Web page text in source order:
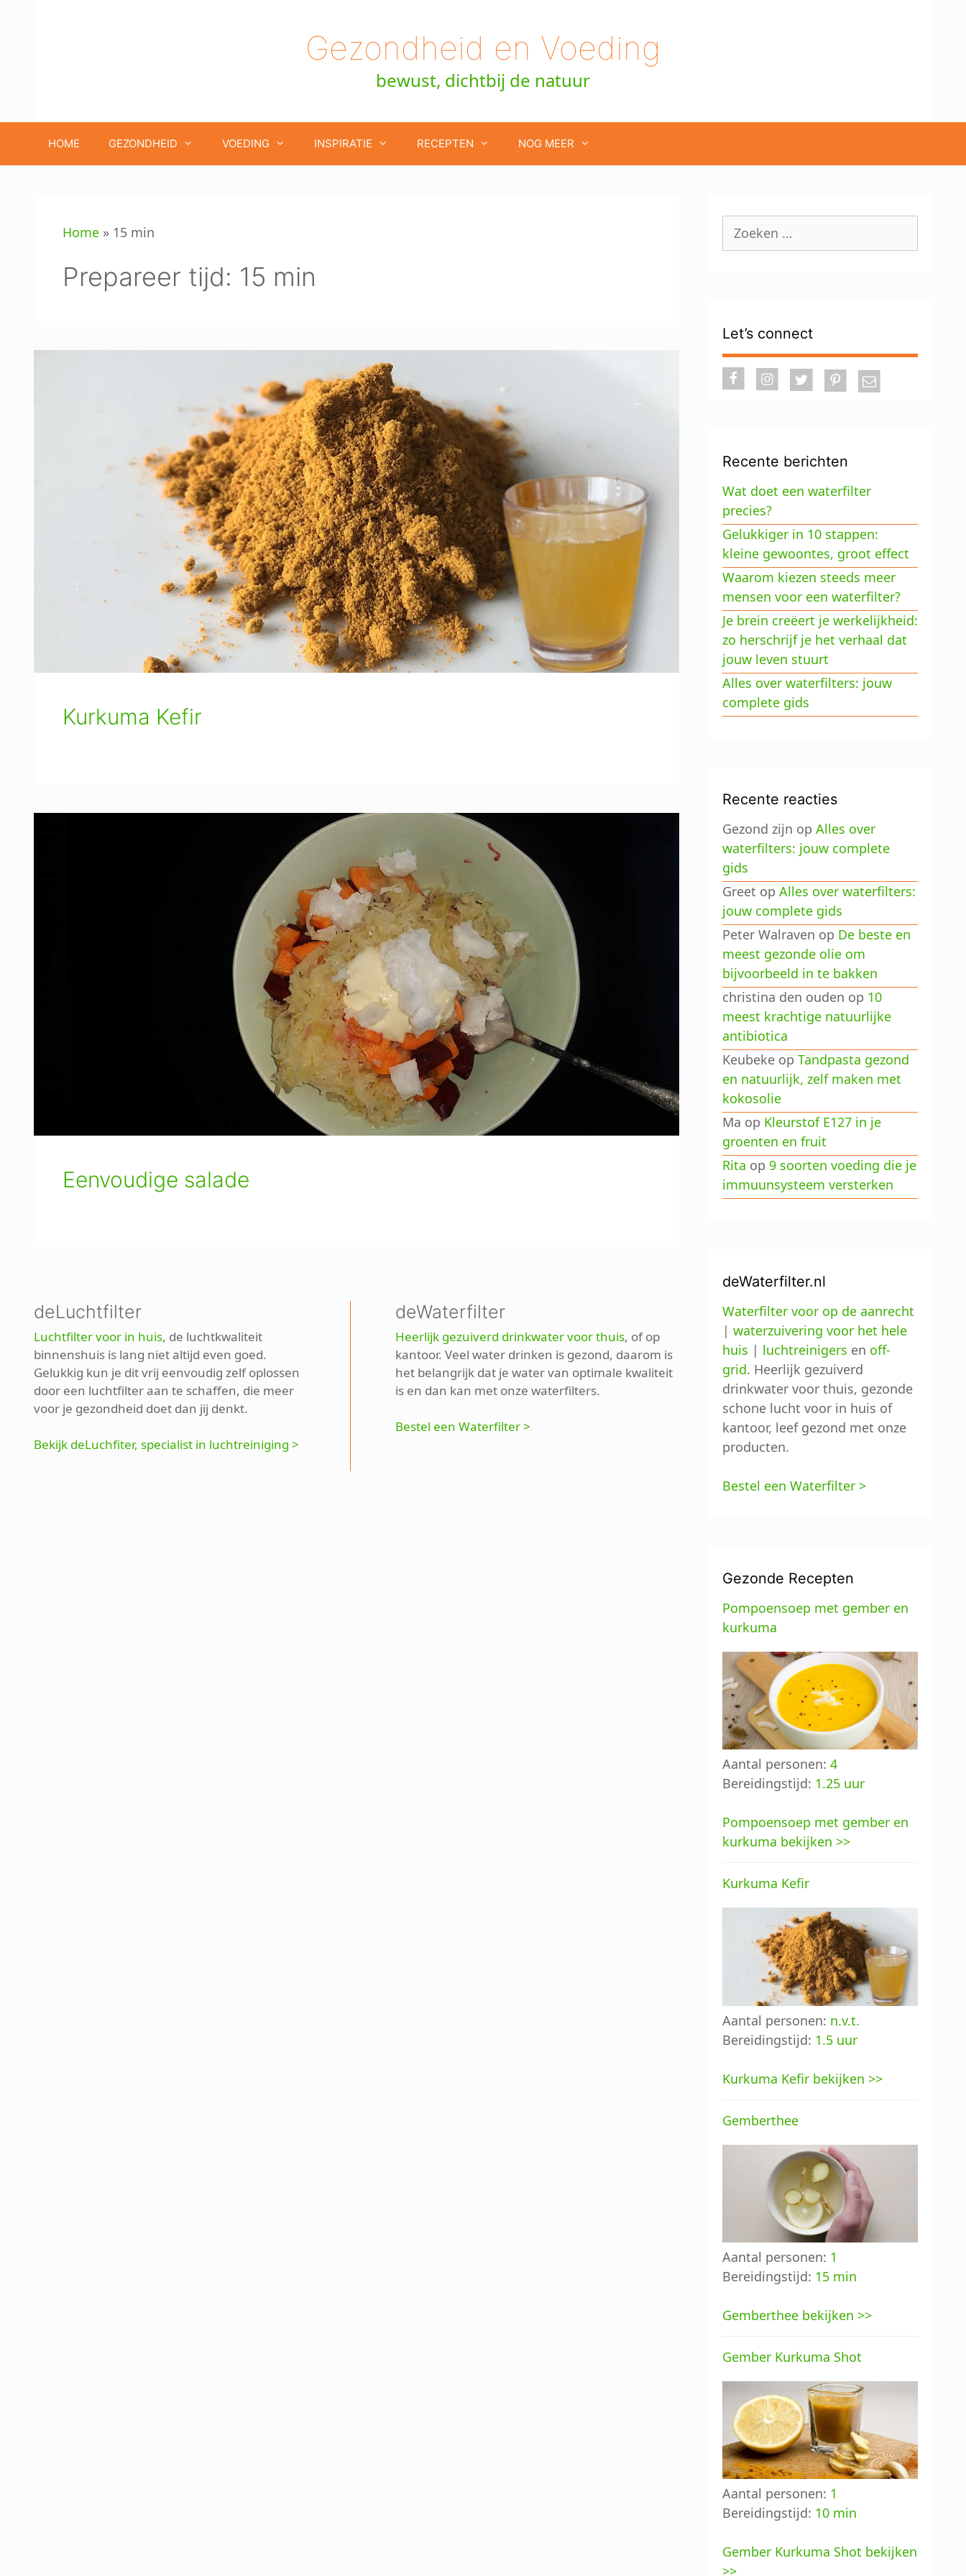
Gezondheid en Voeding
bewust, dichtbij de natuur
HOME GEZONDHEID VOEDING INSPIRATIE RECEPTEN NOG MEER
Home » 15 min
Prepareer tijd: 15 min
Kurkuma Kefir
Eenvoudige salade
deLuchtfilter
Luchtfilter voor in huis, de luchtkwaliteit
binnenshuis is lang niet altijd even goed.
Gelukkig kun je dit vrij eenvoudig zelf oplossen
door een luchtfilter aan te schaffen, die meer
voor je gezondheid doet dan jij denkt.
Bekijk deLuchfiter, specialist in luchtreiniging >
deWaterfilter
Heerlijk gezuiverd drinkwater voor thuis, of op
kantoor. Veel water drinken is gezond, daarom is
het belangrijk dat je water van optimale kwaliteit
is en dan kan met onze waterfilters.
Bestel een Waterfilter >
Zoek
naar:
Let’s connect
Recente berichten
Wat doet een waterfilter
precies?
Gelukkiger in 10 stappen:
kleine gewoontes, groot effect
Waarom kiezen steeds meer
mensen voor een waterfilter?
Je brein creëert je werkelijkheid:
zo herschrijf je het verhaal dat
jouw leven stuurt
Alles over waterfilters: jouw
complete gids
Recente reacties
Gezond zijn op Alles over
waterfilters: jouw complete
gids
Greet op Alles over waterfilters:
jouw complete gids
Peter Walraven op De beste en
meest gezonde olie om
bijvoorbeeld in te bakken
christina den ouden op 10
meest krachtige natuurlijke
antibiotica
Keubekeop Tandpasta gezond
en natuurlijk, zelf maken met
kokosolie
Ma op Kleurstof E127 in je
groenten en fruit
Rita op 9 soorten voeding die je
immuunsysteem versterken
deWaterfilter.nl
Waterfilter voor op de aanrecht
| waterzuivering voor het hele
huis | luchtreinigers en off-
grid. Heerlijk gezuiverd
drinkwater voor thuis, gezonde
schone lucht voor in huis of
kantoor, leef gezond met onze
producten.
Bestel een Waterfilter >
Gezonde Recepten
Pompoensoep met gember en
kurkuma
Aantal personen: 4
Bereidingstijd: 1.25 uur
Pompoensoep met gember en
kurkuma bekijken >>
Kurkuma Kefir
Aantal personen: n.v.t.
Bereidingstijd: 1.5 uur
Kurkuma Kefir bekijken >>
Gemberthee
Aantal personen: 1
Bereidingstijd: 15 min
Gemberthee bekijken >>
Gember Kurkuma Shot
Aantal personen: 1
Bereidingstijd: 10 min
Gember Kurkuma Shot bekijken
>>